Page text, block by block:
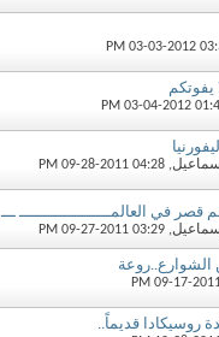
يفوتكم
‏, 09-28-2011 04:28 PM
في العالمـــــــــــــــــــ ـــ
‏, 09-27-2011 03:29 PM
الشوارع..روعة
روسيكادا قديماً..